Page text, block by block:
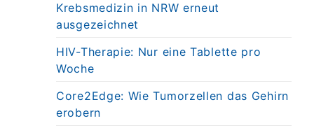
Krebsmedizin in NRW erneut
ausgezeichnet
HIV-Therapie: Nur eine Tablette pro
Woche
Core2Edge: Wie Tumorzellen das Gehirn
erobern